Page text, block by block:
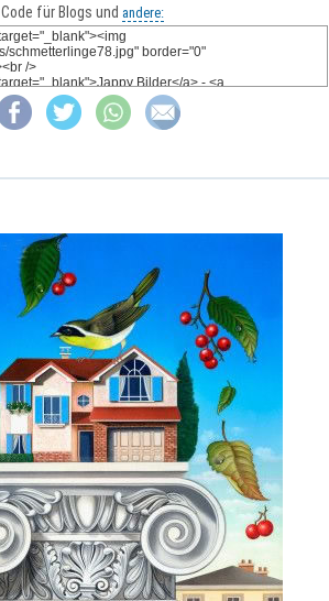
Code für Blogs und andere: